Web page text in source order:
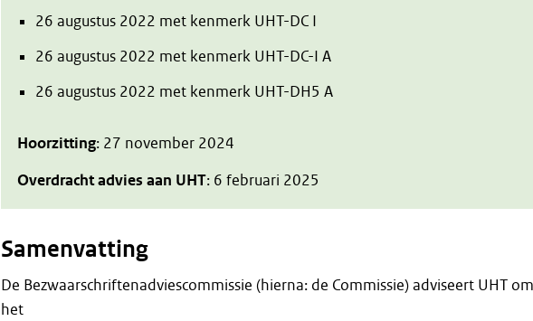
26 augustus 2022 met kenmerk UHT-DC I
26 augustus 2022 met kenmerk UHT-DC-I A
26 augustus 2022 met kenmerk UHT-DH5 A
Hoorzitting: 27 november 2024
Overdracht advies aan UHT: 6 februari 2025
Samenvatting
De Bezwaarschriftenadviescommissie (hierna: de Commissie) adviseert UHT om
het